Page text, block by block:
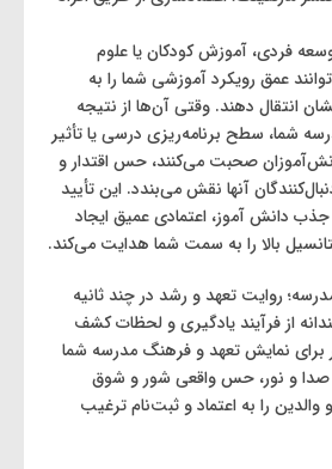
فردی، آموزش کودکان یا علوم
عمق رویکرد آموزشی شما را به
انتقال دهند. وقتی آن‌ها از نتیجه
شما، سطح برنامه‌ریزی درسی یا تأثیر
صحبت می‌کنند، حس اقتدار و
آنها نقش می‌بندد. این تأیید
جذب دانش آموز، اعتمادی عمیق ایجاد
بالا را به سمت شما هدایت می‌کند.
روایت تعهد و رشد در چند ثانیه
از فرآیند یادگیری و لحظات کشف
برای نمایش تعهد و فرهنگ مدرسه شما
صدا و نور، حس واقعی شور و شوق
را به اعتماد و ثبت‌نام ترغیب